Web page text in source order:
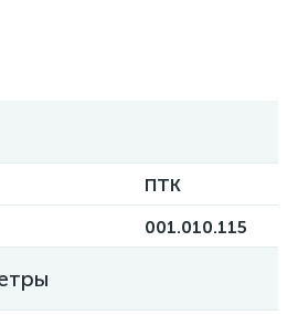
ПТК
001.010.115